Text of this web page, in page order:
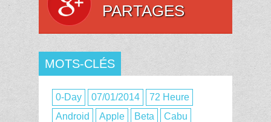
PARTAGES
MOTS-CLÉS
0-Day 07/01/2014
72 Heure
Android
Apple Beta
Cabu